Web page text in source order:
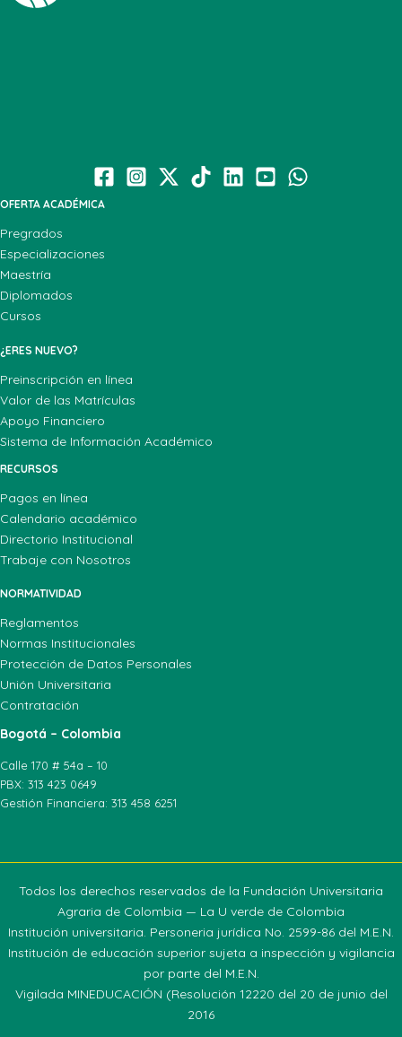
OFERTA ACADÉMICA
Pregrados
Especializaciones
Maestría
Diplomados
Cursos
¿ERES NUEVO?
Preinscripción en línea
Valor de las Matrículas
Apoyo Financiero
Sistema de Información Académico
RECURSOS
Pagos en línea
Calendario académico
Directorio Institucional
Trabaje con Nosotros
NORMATIVIDAD
Reglamentos
Normas Institucionales
Protección de Datos Personales
Unión Universitaria
Contratación
Bogotá – Colombia
Calle 170 # 54a – 10
PBX: 313 423 0649
Gestión Financiera: 313 458 6251
Todos los derechos reservados de la Fundación Universitaria
Agraria de Colombia — La U verde de Colombia
Institución universitaria. Personeria jurídica No. 2599-86 del M.E.N.
Institución de educación superior sujeta a inspección y vigilancia
por parte del M.E.N.
Vigilada MINEDUCACIÓN (Resolución 12220 del 20 de junio del
2016